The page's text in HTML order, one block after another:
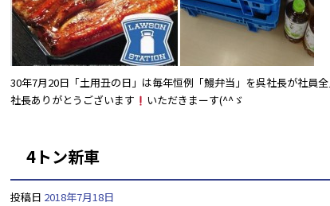
30年7月20日「土用丑の日」は毎年恒例「鰻弁当」を呉社長が社員
社長ありがとうございます
いただきまーす(^^ゞ
4トン新車
投稿日 2018年7月18日